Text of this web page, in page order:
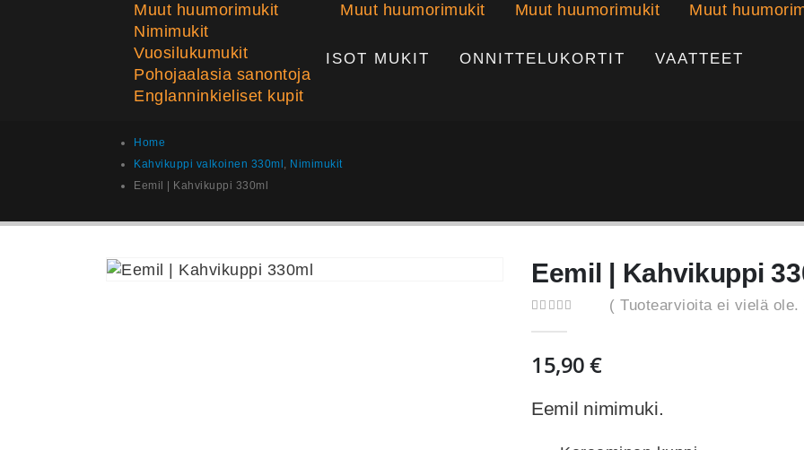
Muut huumorimukit
Nimimukit
Vuosilukumukit
Pohojaalasia sanontoja
Englanninkieliset kupit
Muut huumorimukit
Muut huumorimukit
Muut
ISOT MUKIT ONNITTELUKORTIT VAATTEET
Home
Kahvikuppi valkoinen 330ml , Nimimukit
Eemil | Kahvikuppi 330ml
Eemil | Kahvikuppi
( Tuotearvioita ei vielä ole.
15,90€
Eemil nimimuki.